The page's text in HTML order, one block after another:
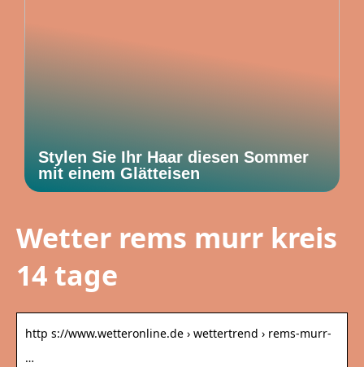
Stylen Sie Ihr Haar diesen Sommer
mit einem Glätteisen
Wetter rems murr kreis
14 tage
http s://www.wetteronline.de › wettertrend › rems-murr-
…